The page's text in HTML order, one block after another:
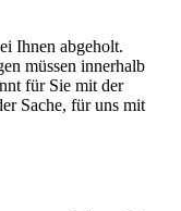
Ihnen abgeholt.
müssen innerhalb
für Sie mit der
Sache, für uns mit